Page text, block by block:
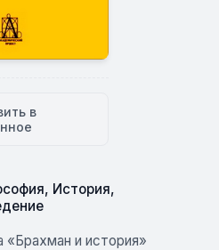
в
, История,
и история»